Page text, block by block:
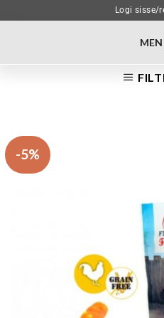
Logi sisse/
-5%